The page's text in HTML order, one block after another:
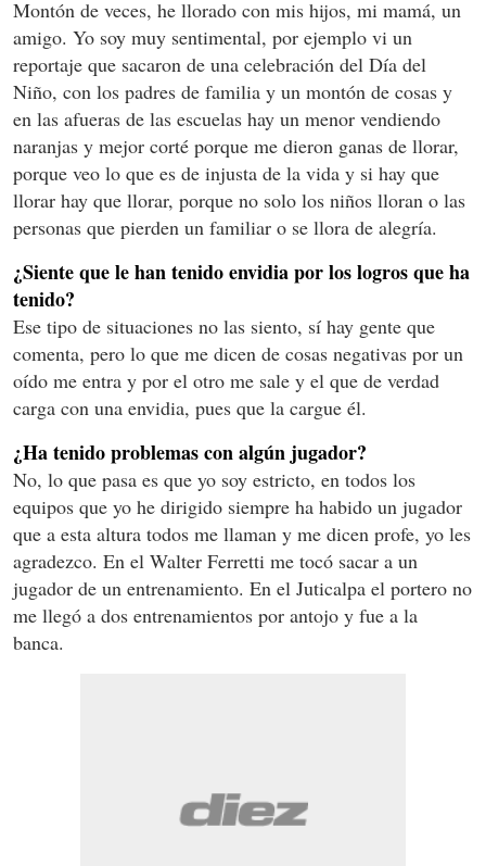
Montón de veces, he llorado con mis hijos, mi mamá, un
amigo. Yo soy muy sentimental, por ejemplo vi un
reportaje que sacaron de una celebración del Día del
Niño, con los padres de familia y un montón de cosas y
en las afueras de las escuelas hay un menor vendiendo
naranjas y mejor corté porque me dieron ganas de llorar,
porque veo lo que es de injusta de la vida y si hay que
llorar hay que llorar, porque no solo los niños lloran o las
personas que pierden un familiar o se llora de alegría.
¿Siente que le han tenido envidia por los logros que ha
tenido?
Ese tipo de situaciones no las siento, sí hay gente que
comenta, pero lo que me dicen de cosas negativas por un
oído me entra y por el otro me sale y el que de verdad
carga con una envidia, pues que la cargue él.
¿Ha tenido problemas con algún jugador?
No, lo que pasa es que yo soy estricto, en todos los
equipos que yo he dirigido siempre ha habido un jugador
que a esta altura todos me llaman y me dicen profe, yo les
agradezco. En el Walter Ferretti me tocó sacar a un
jugador de un entrenamiento. En el Juticalpa el portero no
me llegó a dos entrenamientos por antojo y fue a la
banca.